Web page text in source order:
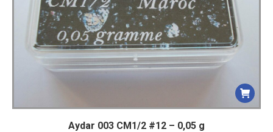
Aydar 003 CM1/2 #12 – 0,05 g